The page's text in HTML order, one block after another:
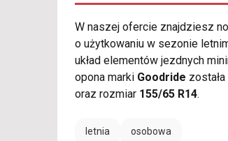
W naszej ofercie znajdziesz
o użytkowaniu w sezonie
układ elementów jezdnych
opona marki Goodride
oraz rozmiar 155/65 R14.
letnia osobowa